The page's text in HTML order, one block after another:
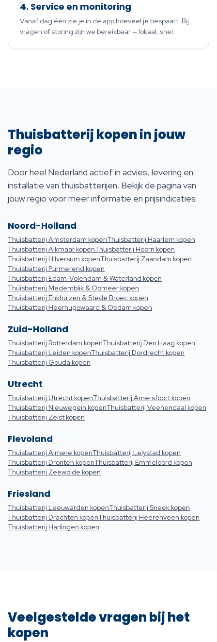
4. Service en monitoring
Vanaf dag één zie je in de app hoeveel je bespaart. Bij
vragen of storing zijn we bereikbaar — lokaal, snel.
Thuisbatterij kopen in jouw
regio
Door heel Nederland actief in advies, levering en
installatie van thuisbatterijen. Bekijk de pagina van
jouw regio voor meer informatie en prijsindicaties.
Noord-Holland
Thuisbatterij Amsterdam kopenThuisbatterij Haarlem kopen
Thuisbatterij Alkmaar kopenThuisbatterij Hoorn kopen
Thuisbatterij Hilversum kopenThuisbatterij Zaandam kopen
Thuisbatterij Purmerend kopen
Thuisbatterij Edam-Volendam & Waterland kopen
Thuisbatterij Medemblik & Opmeer kopen
Thuisbatterij Enkhuizen & Stede Broec kopen
Thuisbatterij Heerhugowaard & Obdam kopen
Zuid-Holland
Thuisbatterij Rotterdam kopenThuisbatterij Den Haag kopen
Thuisbatterij Leiden kopenThuisbatterij Dordrecht kopen
Thuisbatterij Gouda kopen
Utrecht
Thuisbatterij Utrecht kopenThuisbatterij Amersfoort kopen
Thuisbatterij Nieuwegein kopenThuisbatterij Veenendaal kopen
Thuisbatterij Zeist kopen
Flevoland
Thuisbatterij Almere kopenThuisbatterij Lelystad kopen
Thuisbatterij Dronten kopenThuisbatterij Emmeloord kopen
Thuisbatterij Zeewolde kopen
Friesland
Thuisbatterij Leeuwarden kopenThuisbatterij Sneek kopen
Thuisbatterij Drachten kopenThuisbatterij Heerenveen kopen
Thuisbatterij Harlingen kopen
Veelgestelde vragen bij het
kopen